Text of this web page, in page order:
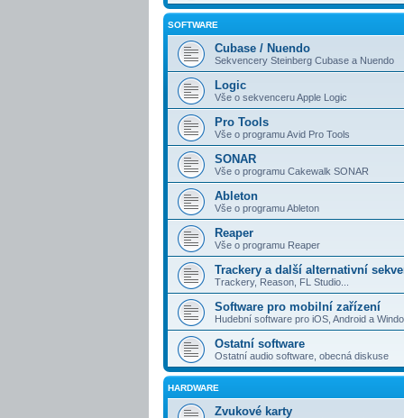
SOFTWARE
Cubase / Nuendo
Sekvencery Steinberg Cubase a Nuendo
Logic
Vše o sekvenceru Apple Logic
Pro Tools
Vše o programu Avid Pro Tools
SONAR
Vše o programu Cakewalk SONAR
Ableton
Vše o programu Ableton
Reaper
Vše o programu Reaper
Trackery a další alternativní
Trackery, Reason, FL Studio...
Software pro mobilní zařízení
Hudební software pro iOS, Android a
Ostatní software
Ostatní audio software, obecná diskuse
HARDWARE
Zvukové karty